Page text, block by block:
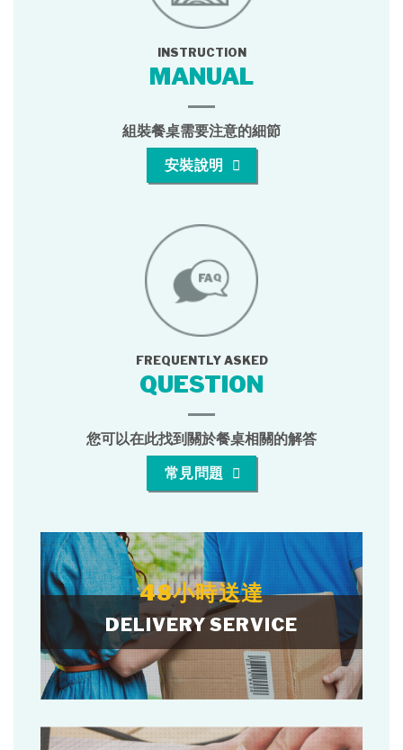
INSTRUCTION
MANUAL
組裝餐桌需要注意的細節
安裝說明
FREQUENTLY ASKED
QUESTION
您可以在此找到關於餐桌相關的解答
常見問題
48小時送達
DELIVERY SERVICE